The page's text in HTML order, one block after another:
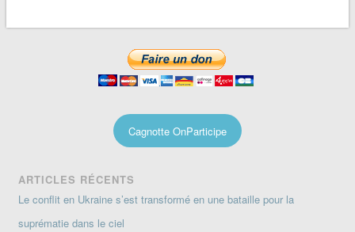
Cagnotte OnParticipe
ARTICLES RÉCENTS
Le conflit en Ukraine s’est transformé en une bataille pour la
suprématie dans le ciel